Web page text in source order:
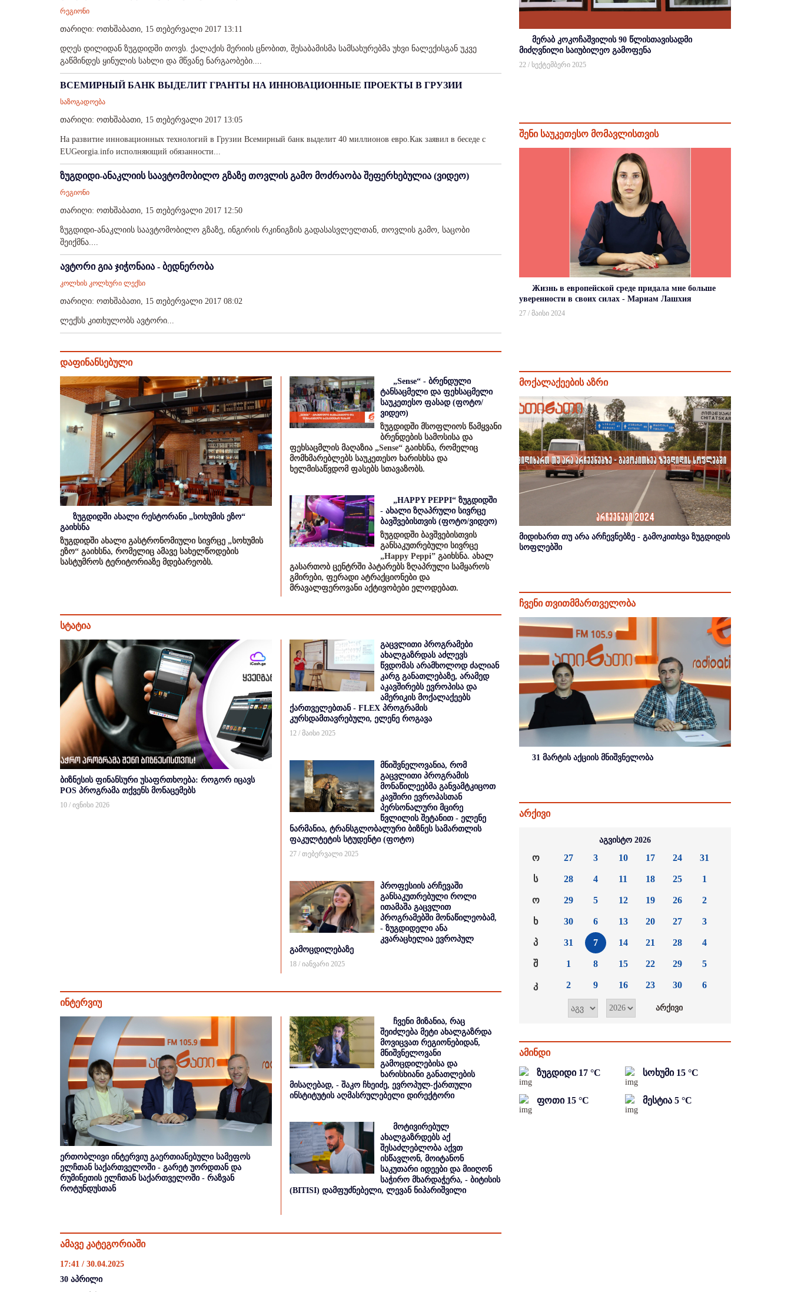
რეგიონი
თარიღი: ოთხშაბათი, 15 თებერვალი 2017 13:11
დღეს დილიდან ზუგდიდში თოვს. ქალაქის მერიის ცნობით, შესაბამისმა სამსახურებმა უხვი ნალექისგან უკვე
გაწმინდეს ყინულის სახლი და მწვანე ნარგაობები....
ВСЕМИРНЫЙ БАНК ВЫДЕЛИТ ГРАНТЫ НА ИННОВАЦИОННЫЕ ПРОЕКТЫ В ГРУЗИИ
საზოგადოება
თარიღი: ოთხშაბათი, 15 თებერვალი 2017 13:05
На развитие инновационных технологий в Грузии Всемирный банк выделит 40 миллионов евро.Как заявил в беседе с
EUGeorgia.info исполняющий обязанности...
ზუგდიდი-ანაკლიის საავტომობილო გზაზე თოვლის გამო მოძრაობა შეფერხებულია (ვიდეო)
რეგიონი
თარიღი: ოთხშაბათი, 15 თებერვალი 2017 12:50
ზუგდიდი-ანაკლიის საავტომობილო გზაზე, ინგირის რკინიგზის გადასასვლელთან, თოვლის გამო, საცობი
შეიქმნა....
ავტორი გია ჯიჭონაია - ბედნერობა
კოლხის კოლხური ლექსი
თარიღი: ოთხშაბათი, 15 თებერვალი 2017 08:02
ლექსს კითხულობს ავტორი...
დაფინანსებული
ზუგდიდში ახალი რესტორანი „სოხუმის ეზო“
გაიხსნა
ზუგდიდში ახალი გასტრონომიული სივრცე „სოხუმის
ეზო“ გაიხსნა, რომელიც ამავე სახელწოდების
სასტუმროს ტერიტორიაზე მდებარეობს.
„Sense“ - ბრენდული
ტანსაცმელი და ფეხსაცმელი
საუკეთესო ფასად (ფოტო/
ვიდეო)
ზუგდიდში მსოფლიოს წამყვანი
ბრენდების სამოსისა და
ფეხსაცმლის მაღაზია „Sense“ გაიხსნა, რომელიც
მომხმარებლებს საუკეთესო ხარისხსა და
ხელმისაწვდომ ფასებს სთავაზობს.
„HAPPY PEPPI“ ზუგდიდში
- ახალი ზღაპრული სივრცე
ბავშვებისთვის (ფოტო/ვიდეო)
ზუგდიდში ბავშვებისთვის
განსაკუთრებული სივრცე
„Happy Peppi” გაიხსნა. ახალ
გასართობ ცენტრში პატარებს ზღაპრული სამყაროს
გმირები, ფერადი ატრაქციონები და
მრავალფეროვანი აქტივობები ელოდებათ.
სტატია
ბიზნესის ფინანსური უსაფრთხოება: როგორ იცავს
POS პროგრამა თქვენს მონაცემებს
10 / ივნისი 2026
გაცვლითი პროგრამები
ახალგაზრდას აძლევს
წვდომას არამხოლოდ ძალიან
კარგ განათლებაზე, არამედ
აკავშირებს ევროპისა და
ამერიკის მოქალაქეებს
ქართველებთან - FLEX პროგრამის
კურსდამთავრებული, ელენე როგავა
12 / მაისი 2025
მნიშვნელოვანია, რომ
გაცვლითი პროგრამის
მონაწილეებმა განვამტკიცოთ
კავშირი ევროპასთან
პერსონალური მცირე
წვლილის შეტანით - ელენე
ნარმანია, ტრანსგლობალური ბიზნეს სამართლის
ფაკულტეტის სტუდენტი (ფოტო)
27 / თებერვალი 2025
პროფესიის არჩევაში
განსაკუთრებული როლი
ითამაშა გაცვლით
პროგრამებში მონაწილეობამ,
- ზუგდიდელი ანა
კვარაცხელია ევროპულ
გამოცდილებაზე
18 / იანვარი 2025
ინტერვიუ
ერთობლივი ინტერვიუ გაერთიანებული სამეფოს
ელჩთან საქართველოში - გარეტ უორდთან და
რუმინეთის ელჩთან საქართველოში - რაზვან
როტუნდუსთან
ჩვენი მიზანია, რაც
შეიძლება მეტი ახალგაზრდა
მოვიცვათ რეგიონებიდან,
მნიშვნელოვანი
გამოცდილებისა და
ხარისხიანი განათლების
მისაღებად, - შაკო ჩხეიძე, ევროპულ-ქართული
ინსტიტუტის აღმასრულებელი დირექტორი
მოტივირებულ
ახალგაზრდებს აქ
შესაძლებლობა აქვთ
ისწავლონ, მოიტანონ
საკუთარი იდეები და მიიღონ
საჭირო მხარდაჭერა, - ბიტისის
(BITISI) დამფუძნებელი, ლევან ნიპარიშვილი
ამავე კატეგორიაში
17:41 / 30.04.2025
30 აპრილი
მერაბ კოკოჩაშვილის 90 წლისთავისადმი
მიძღვნილი საიუბილეო გამოფენა
22 / სექტემბერი 2025
შენი საუკეთესო მომავლისთვის
Жизнь в европейской среде придала мне больше
уверенности в своих силах - Мариам Лашхия
27 / მაისი 2024
მოქალაქეების აზრი
მიდიხართ თუ არა არჩევნებზე - გამოკითხვა ზუგდიდის
სოფლებში
ჩვენი თვითმმართველობა
31 მარტის აქციის მნიშვნელობა
არქივი
აგვისტო 2026
ო
ს
ო
ხ
პ
შ
კ
27
28
29
30
31
1
2
3
4
5
6
7
8
9
10
11
12
13
14
15
16
17
18
19
20
21
22
23
24
25
26
27
28
29
30
31
1
2
3
4
5
6
ამინდი
ზუგდიდი 17 °C სოხუმი 15 °C
ფოთი 15 °C მესტია 5 °C